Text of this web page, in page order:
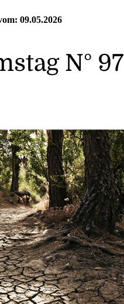
09.05.2026
N° 97